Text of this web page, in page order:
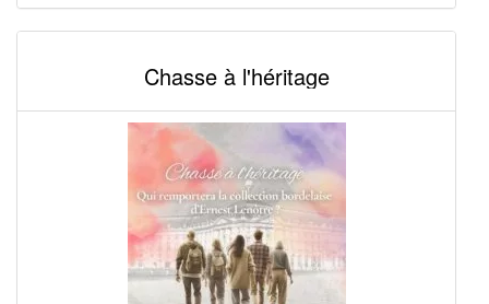
Chasse à l'héritage